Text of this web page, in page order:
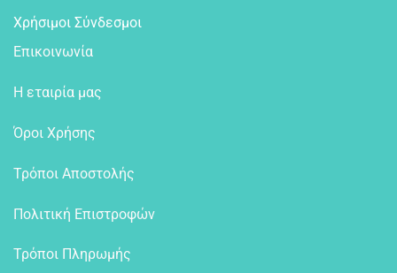
Χρήσιμοι Σύνδεσμοι
Επικοινωνία
Η εταιρία μας
Όροι Χρήσης
Τρόποι Αποστολής
Πολιτική Επιστροφών
Τρόποι Πληρωμής